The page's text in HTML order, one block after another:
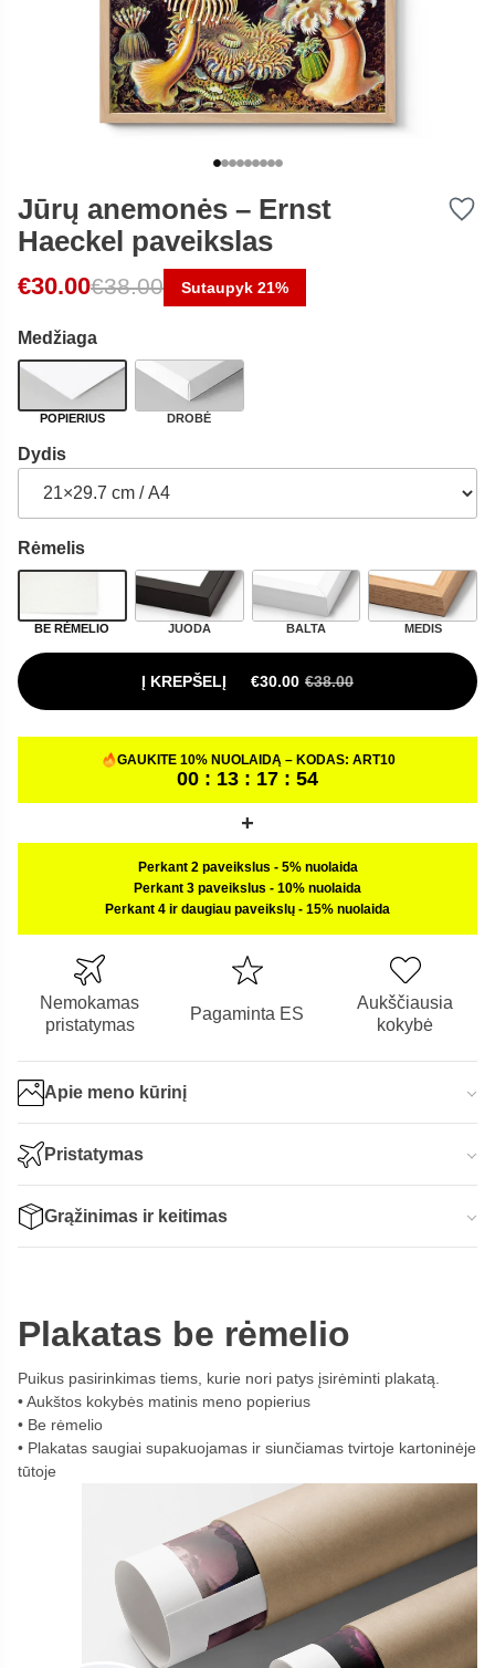
Jūrų anemonės – Ernst
Haeckel paveikslas
€30.00€38.00
Original price was: €38.00.
Current price is: €30.00.
Sutaupyk 21%
Medžiaga
POPIERIUS DROBĖ
Dydis
Rėmelis
BE RĖMELIO JUODA BALTA MEDIS
Į KREPŠELĮ €30.00 €38.00
ORIGINAL PRICE WAS: €38.00.
CURRENT PRICE IS: €30.00.
GAUKITE 10% NUOLAIDĄ – KODAS: ART10
00 : 13 : 17 : 53
Perkant 2 paveikslus - 5% nuolaida
Perkant 3 paveikslus - 10% nuolaida
Perkant 4 ir daugiau paveikslų - 15% nuolaida
Nemokamas
pristatymas
Pagaminta ES
Aukščiausia
kokybė
Apie meno kūrinį
Pristatymas
Grąžinimas ir keitimas
Plakatas be rėmelio
Puikus pasirinkimas tiems, kurie nori patys įsirėminti plakatą.
Aukštos kokybės matinis meno popierius
Be rėmelio
Plakatas saugiai supakuojamas ir siunčiamas tvirtoje kartoninėje
tūtoje